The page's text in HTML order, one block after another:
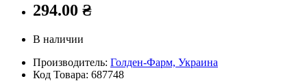
294.00 ₴
В наличии
Производитель: Голден-Фарм, Украина
Код Товара: 687748